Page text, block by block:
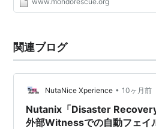
disks, network and CD/DVD as backup
関連ブログ
NutaNice Xperience • 10ヶ月前
Nutanix「Disaster
外部Witnessでの自動フェイ